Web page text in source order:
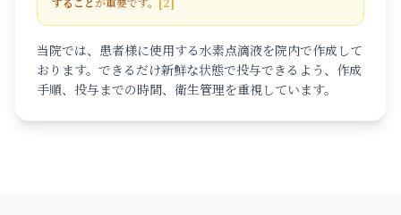
当院では、患者様に使用する水素点滴液を院内で作成して
おります。できるだけ新鮮な状態で投与できるよう、作成
手順、投与までの時間、衛生管理を重視しています。